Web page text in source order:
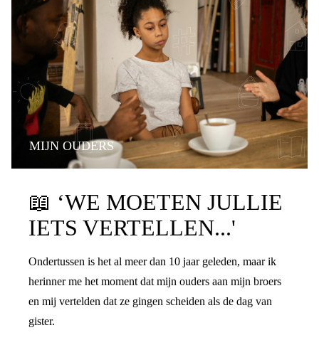
MIJN OUDERS
📖 ‘WE MOETEN JULLIE
IETS VERTELLEN...'
Ondertussen is het al meer dan 10 jaar geleden, maar ik
herinner me het moment dat mijn ouders aan mijn broers
en mij vertelden dat ze gingen scheiden als de dag van
gister.